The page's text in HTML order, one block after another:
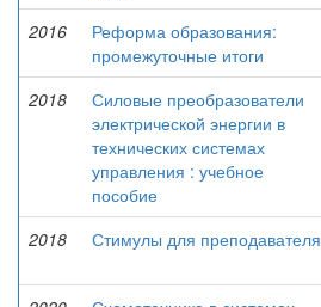
2016
Реформа образования:
промежуточные итоги
2018
Силовые преобразователи
электрической энергии в
технических системах
управления : учебное
пособие
2018 Стимулы для преподавателя